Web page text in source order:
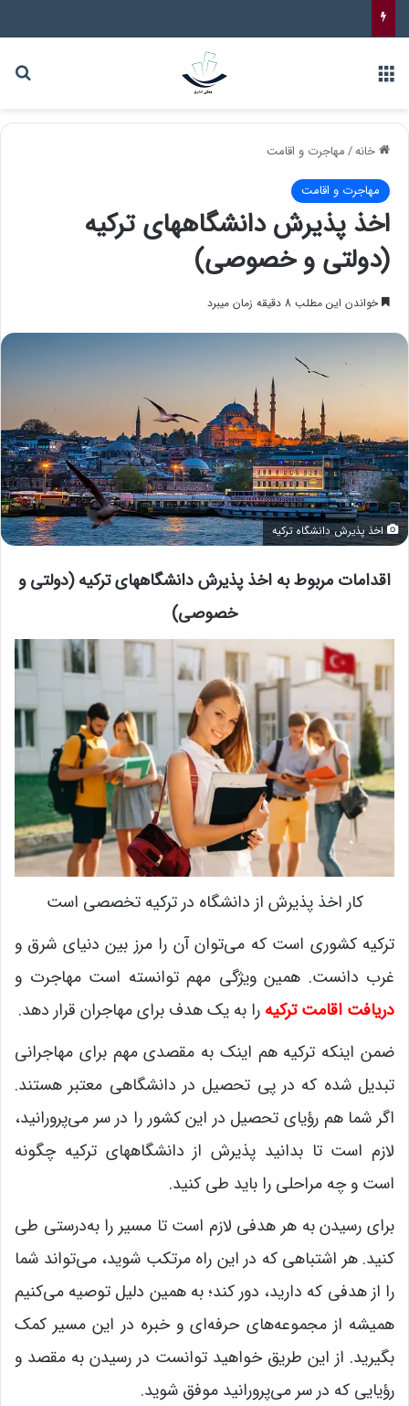
خانه/مهاجرت و اقامت
مهاجرت و اقامت
اخذ پذیرش دانشگاههای ترکیه
(دولتی و خصوصی)
خواندن این مطلب 8 دقیقه زمان میبرد
اخذ پذیرش دانشگاه ترکیه
اقدامات مربوط به اخذ پذیرش دانشگاههای ترکیه (دولتی و
خصوصی)
کار اخذ پذیرش از دانشگاه در ترکیه تخصصی است
ترکیه کشوری است که می‌توان آن را مرز بین دنیای شرق و
غرب دانست. همین ویژگی مهم توانسته است مهاجرت و
دریافت اقامت ترکیه را به یک هدف برای مهاجران قرار دهد.
ضمن اینکه ترکیه هم اینک به مقصدی مهم برای مهاجرانی
تبدیل شده که در پی تحصیل در دانشگاهی معتبر هستند.
اگر شما هم رؤیای تحصیل در این کشور را در سر می‌پرورانید،
لازم است تا بدانید پذیرش از دانشگاههای ترکیه چگونه
است و چه مراحلی را باید طی کنید.
برای رسیدن به هر هدفی لازم است تا مسیر را به‌درستی طی
کنید. هر اشتباهی که در این راه مرتکب شوید، می‌تواند شما
را از هدفی که دارید، دور کند؛ به همین دلیل توصیه می‌کنیم
همیشه از مجموعه‌های حرفه‌ای و خبره در این مسیر کمک
بگیرید. از این طریق خواهید توانست در رسیدن به مقصد و
رؤیایی که در سر می‌پرورانید موفق شوید.